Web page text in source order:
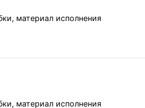
материал исполнения
материал исполнения